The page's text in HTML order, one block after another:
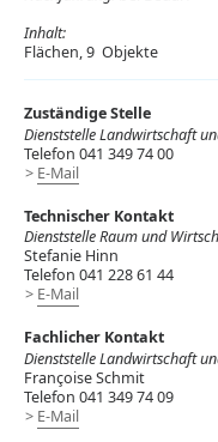
Inhalt:
Flächen, 9 Objekte
Zuständige Stelle
Dienststelle Landwirtschaft
Telefon 041 349 74 00
E-Mail
Technischer Kontakt
Dienststelle Raum und
Stefanie Hinn
Telefon 041 228 61 44
E-Mail
Fachlicher Kontakt
Dienststelle Landwirtschaft
Françoise Schmit
Telefon 041 349 74 09
E-Mail